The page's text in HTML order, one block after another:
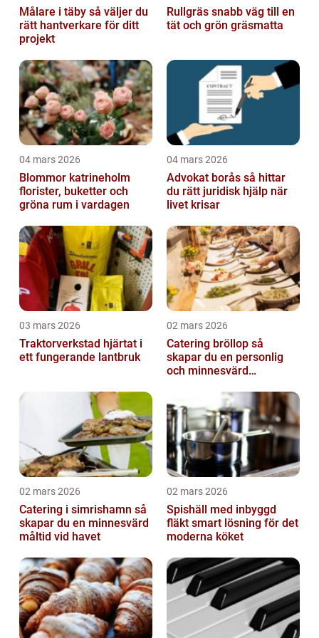
Målare i täby så väljer du
rätt hantverkare för ditt
projekt
Rullgräs snabb väg till en
tät och grön gräsmatta
04 mars 2026
Blommor katrineholm
florister, buketter och
gröna rum i vardagen
04 mars 2026
Advokat borås så hittar
du rätt juridisk hjälp när
livet krisar
03 mars 2026
Traktorverkstad hjärtat i
ett fungerande lantbruk
02 mars 2026
Catering bröllop så
skapar du en personlig
och minnesvärd
02 mars 2026
Catering i simrishamn så
skapar du en minnesvärd
måltid vid havet
02 mars 2026
Spishäll med inbyggd
fläkt smart lösning för det
moderna köket